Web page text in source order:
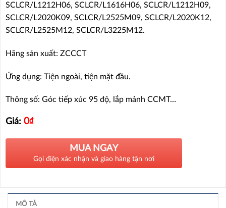
SCLCR/L1212H06, SCLCR/L1616H06, SCLCR/L1212H09,
SCLCR/L2020K09, SCLCR/L2525M09, SCLCR/L2020K12,
SCLCR/L2525M12, SCLCR/L3225M12.
Hãng sản xuất: ZCCCT
Ứng dụng: Tiện ngoài, tiện mặt đầu.
Thông số: Góc tiếp xúc 95 độ, lắp mảnh CCMT…
Giá: 0₫
MUA NGAY
Gọi điện xác nhận và giao hàng tận nơi
MÔ TẢ